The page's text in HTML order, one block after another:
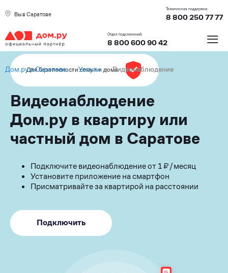
Вы в Саратове
Техническая поддержка:
8 800 250 77 77
Отдел подключений:
8 800 600 90 42 ≡
Дом.ру в Саратове › Услуги › Видеонаблюдение
Для безопасности семьи и дома
Видеонаблюдение
Дом.ру в квартиру или
частный дом в Саратове
Подключите видеонаблюдение от 1 ₽/месяц
Установите приложение на смартфон
Присматривайте за квартирой на расстоянии
Подключить